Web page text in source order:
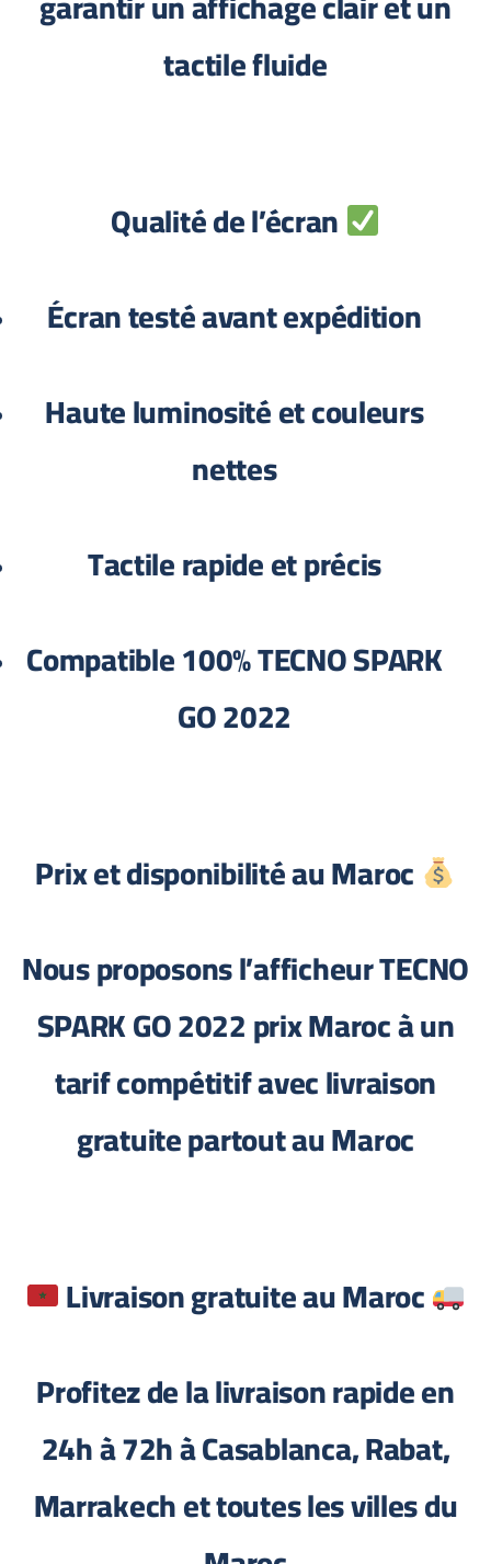
tactile fluide
Qualité de l’écran
Écran testé avant expédition
Haute luminosité et couleurs
nettes
Tactile rapide et précis
Compatible 100% TECNO SPARK
GO 2022
Prix et disponibilité au Maroc
Nous proposons l’afficheur TECNO
SPARK GO 2022 prix Maroc à un
tarif compétitif avec livraison
gratuite partout au Maroc
Livraison gratuite au Maroc
Profitez de la livraison rapide en
24h à 72h à Casablanca, Rabat,
Marrakech et toutes les villes du